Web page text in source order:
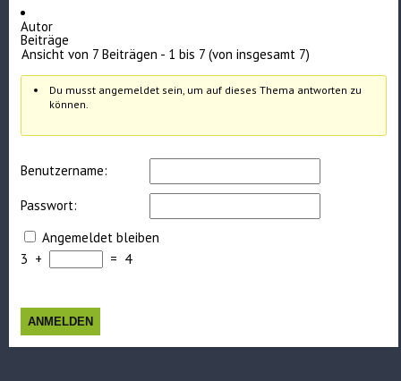
Autor
Beiträge
Ansicht von 7 Beiträgen - 1 bis 7 (von insgesamt 7)
Du musst angemeldet sein, um auf dieses Thema antworten zu
können.
Benutzername:
Passwort:
Angemeldet bleiben
3 + = 4
ANMELDEN